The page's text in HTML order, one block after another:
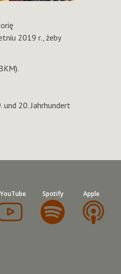
2019 r., żeby
20. Jahrhundert
YouTube Spotify Apple